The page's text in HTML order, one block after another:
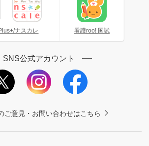
ナスカレ 看護roo! 国試
SNS公式アカウント
ご意見・お問い合わせはこちら